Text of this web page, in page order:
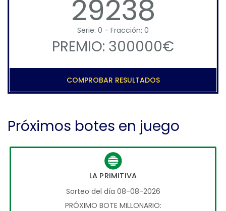
29238
Serie: 0 - Fracción: 0
PREMIO: 300000€
COMPROBAR RESULTADOS
Próximos botes en juego
LA PRIMITIVA
Sorteo del día 08-08-2026
PRÓXIMO BOTE MILLONARIO: